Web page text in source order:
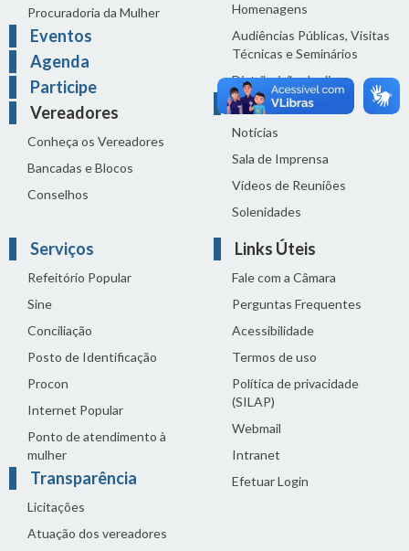
Procuradoria da Mulher
Eventos
Agenda
Participe
Vereadores
Conheça os Vereadores
Bancadas e Blocos
Conselhos
Homenagens
Audiências Públicas, Visitas
Técnicas e Seminários
Distribuição do dia
Comunicação
Notícias
Sala de Imprensa
Vídeos de Reuniões
Solenidades
Serviços
Refeitório Popular
Sine
Conciliação
Posto de Identificação
Procon
Internet Popular
Ponto de atendimento à
mulher
Transparência
Licitações
Atuação dos vereadores
Links Úteis
Fale com a Câmara
Perguntas Frequentes
Acessibilidade
Termos de uso
Política de privacidade
(SILAP)
Webmail
Intranet
Efetuar Login